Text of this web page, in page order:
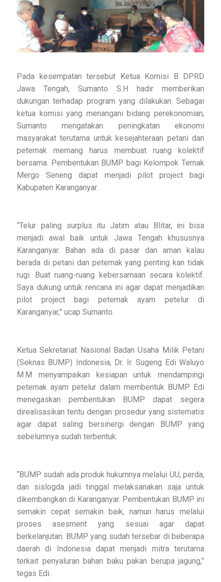
Pada kesempatan tersebut Ketua Komisi B DPRD
Jawa Tengah, Sumanto S.H hadir memberikan
dukungan terhadap program yang dilakukan. Sebagai
ketua komisi yang menangani bidang perekonomian,
Sumanto mengatakan peningkatan ekonomi
masyarakat terutama untuk kesejahteraan petani dan
peternak memang harus membuat ruang kolektif
bersama. Pembentukan BUMP bagi Kelompok Ternak
Mergo Seneng dapat menjadi pilot project bagi
Kabupaten Karanganyar.
“Telur paling surplus itu Jatim atau Blitar, ini bisa
menjadi awal baik untuk Jawa Tengah khususnya
Karanganyar. Bahan ada di pasar dan aman kalau
berada di petani dan peternak yang penting kan tidak
rugi. Buat ruang-ruang kebersamaan secara kolektif.
Saya dukung untuk rencana ini agar dapat menjadikan
pilot project bagi peternak ayam petelur di
Karanganyar,” ucap Sumanto.
Ketua Sekretariat Nasional Badan Usaha Milik Petani
(Seknas BUMP) Indonesia, Dr. Ir. Sugeng Edi Waluyo
M.M menyampaikan kesiapan untuk mendampingi
peternak ayam petelur dalam membentuk BUMP. Edi
menegaskan pembentukan BUMP dapat segera
direalisasikan tentu dengan prosedur yang sistematis
agar dapat saling bersinergi dengan BUMP yang
sebelumnya sudah terbentuk.
“BUMP sudah ada produk hukumnya melalui UU, perda,
dan sislogda jadi tinggal melaksanakan saja untuk
dikembangkan di Karanganyar. Pembentukan BUMP ini
semakin cepat semakin baik, namun harus melalui
proses asesment yang sesuai agar dapat
berkelanjutan. BUMP yang sudah tersebar di beberapa
daerah di Indonesia dapat menjadi mitra terutama
terkait penyaluran bahan baku pakan berupa jagung,”
tegas Edi.